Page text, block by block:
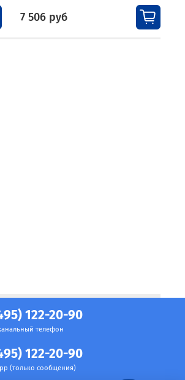
7 506 руб
122-20-90
телефон
122-20-90
(только сообщения)